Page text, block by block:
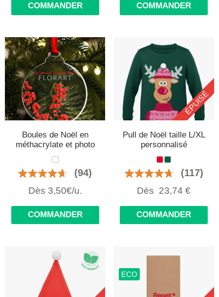
COMMANDER COMMANDER
Boules de Noël en
méthacrylate et photo
(94)
Dès 3,50€/u.
COMMANDER
ÉPUISÉ
Pull de Noël taille L/XL
personnalisé
(117)
Dès 23,74 €
COMMANDER
ECO